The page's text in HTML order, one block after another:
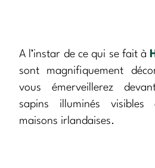
A l’instar de ce qui se fait à
sont magnifiquement
vous émerveillerez
sapins illuminés
maisons irlandaises.